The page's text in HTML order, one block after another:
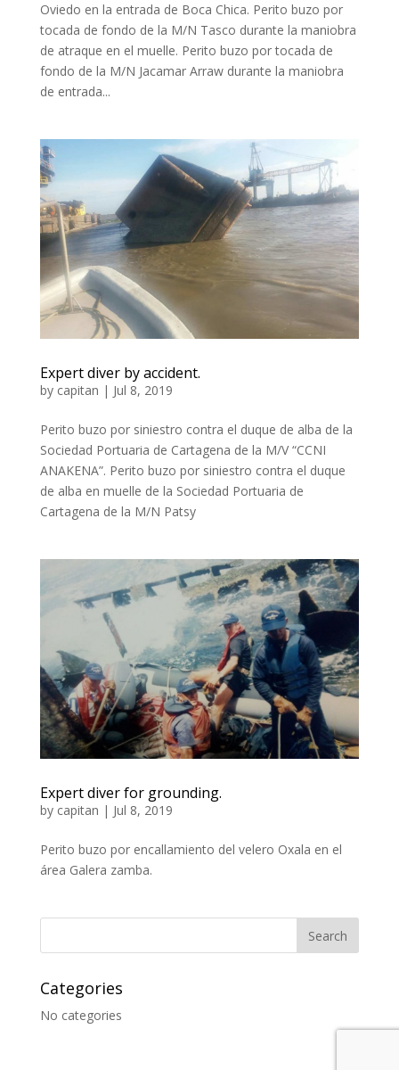
Oviedo en la entrada de Boca Chica. Perito buzo por
tocada de fondo de la M/N Tasco durante la maniobra
de atraque en el muelle. Perito buzo por tocada de
fondo de la M/N Jacamar Arraw durante la maniobra
de entrada...
Expert diver by accident.
by capitan | Jul 8, 2019
Perito buzo por siniestro contra el duque de alba de la
Sociedad Portuaria de Cartagena de la M/V “CCNI
ANAKENA”. Perito buzo por siniestro contra el duque
de alba en muelle de la Sociedad Portuaria de
Cartagena de la M/N Patsy
Expert diver for grounding.
by capitan | Jul 8, 2019
Perito buzo por encallamiento del velero Oxala en el
área Galera zamba.
Categories
No categories